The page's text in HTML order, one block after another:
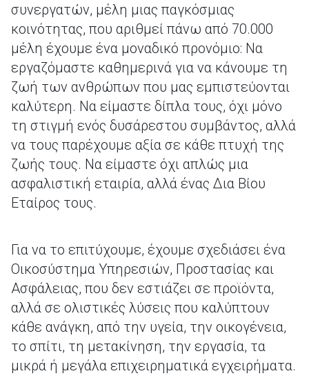
συνεργατών, μέλη μιας παγκόσμιας
κοινότητας, που αριθμεί πάνω από 70.000
μέλη έχουμε ένα μοναδικό προνόμιο: Να
εργαζόμαστε καθημερινά για να κάνουμε τη
ζωή των ανθρώπων που μας εμπιστεύονται
καλύτερη. Να είμαστε δίπλα τους, όχι μόνο
τη στιγμή ενός δυσάρεστου συμβάντος, αλλά
να τους παρέχουμε αξία σε κάθε πτυχή της
ζωής τους. Να είμαστε όχι απλώς μια
ασφαλιστική εταιρία, αλλά ένας Δια Βίου
Εταίρος τους.
Για να το επιτύχουμε, έχουμε σχεδιάσει ένα
Οικοσύστημα Υπηρεσιών, Προστασίας και
Ασφάλειας, που δεν εστιάζει σε προϊόντα,
αλλά σε ολιστικές λύσεις που καλύπτουν
κάθε ανάγκη, από την υγεία, την οικογένεια,
το σπίτι, τη μετακίνηση, την εργασία, τα
μικρά ή μεγάλα επιχειρηματικά εγχειρήματα.